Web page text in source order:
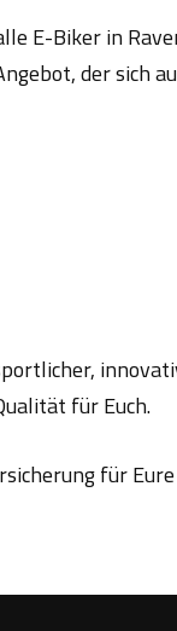
E-Biker in
der sich
für Euch.
für